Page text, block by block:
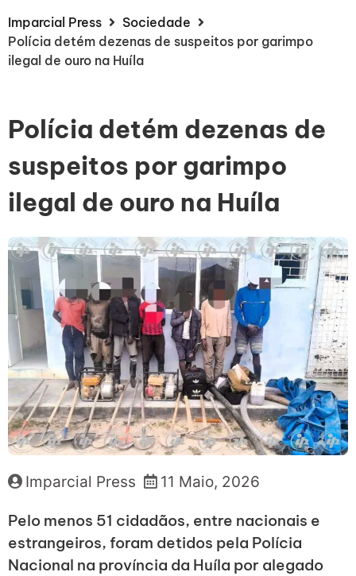
Imparcial Press
Sociedade
Polícia detém dezenas de suspeitos por garimpo
ilegal de ouro na Huíla
Polícia detém dezenas de
suspeitos por garimpo
ilegal de ouro na Huíla
Imparcial Press 11 Maio, 2026
Pelo menos 51 cidadãos, entre nacionais e
estrangeiros, foram detidos pela Polícia
Nacional na província da Huíla por alegado